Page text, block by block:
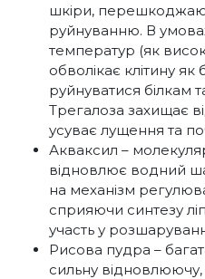
шкіри,
руйнуванню. В
температур (як
обволікає клітину
руйнуватися білкам та
Трегалоза захищає
усуває лущення та
Акваксил –
відновлює водний
на механізм
сприяючи синтезу
участь у
Рисова пудра –
сильну відновлюючу,